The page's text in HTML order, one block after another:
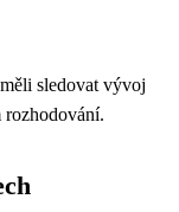
sledovat vývoj
rozhodování.